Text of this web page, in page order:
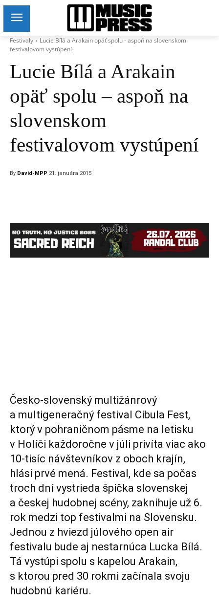
Festivaly
Lucie Bílá a Arakain opäť spolu - aspoň na slovenskom
festivalovom vystúpení
Lucie Bílá a Arakain
opäť spolu – aspoň na
slovenskom
festivalovom vystúpení
By David-MPP 21. januára 2015
Česko-slovenský multižánrový
a multigeneračný festival Cibula Fest,
ktorý v pohraničnom pásme na letisku
v Holíči každoročne v júli privíta viac ako
10-tisíc návštevníkov z oboch krajín,
hlási prvé mená. Festival, kde sa počas
troch dní vystrieda špička slovenskej
a českej hudobnej scény, zaknihuje už 6.
rok medzi top festivalmi na Slovensku.
Jednou z hviezd júlového open air
festivalu bude aj nestarnúca Lucka Bílá.
Tá vystúpi spolu s kapelou Arakain,
s ktorou pred 30 rokmi začínala svoju
hudobnú kariéru.